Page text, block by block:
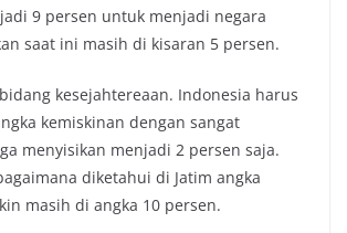
9 persen untuk menjadi negara
saat ini masih di kisaran 5 persen.
kesejahtereaan. Indonesia harus
kemiskinan dengan sangat
menyisikan menjadi 2 persen saja.
diketahui di Jatim angka
masih di angka 10 persen.